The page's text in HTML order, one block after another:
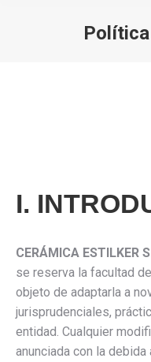
I.
CERÁMICA ESTILKER
se reserva la facultad
objeto de adaptarla a
jurisprudenciales,
entidad. Cualquier
anunciada con la